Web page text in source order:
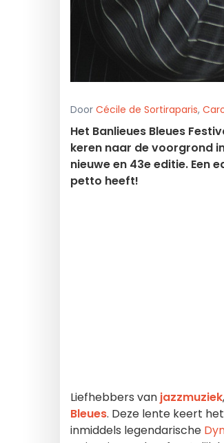
Door Cécile de Sortiraparis,
Het Banlieues Bleues
keren naar de voorgrond
nieuwe en 43e editie. Een
petto heeft!
Liefhebbers van jazzmuziek
Bleues. Deze lente keert
inmiddels legendarische